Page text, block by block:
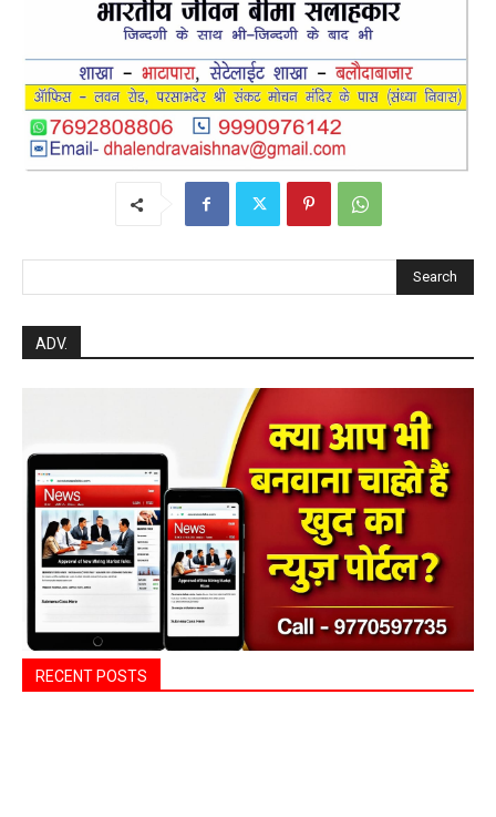
Search
ADV.
RECENT POSTS